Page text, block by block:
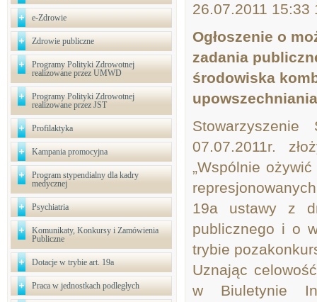
e-Zdrowie
Zdrowie publiczne
Programy Polityki Zdrowotnej
realizowane przez UMWD
Programy Polityki Zdrowotnej
realizowane przez JST
Profilaktyka
Kampania promocyjna
Program stypendialny dla kadry
medycznej
Psychiatria
Komunikaty, Konkursy i Zamówienia
Publiczne
Dotacje w trybie art. 19a
Praca w jednostkach podległych
26.07.2011 15:33
Ogłoszenie o
zadania
środowiska
07.07.2011r.
„Wspólnie
19a ustawy z
publicznego i o
trybie
Uznając
w Biuletynie